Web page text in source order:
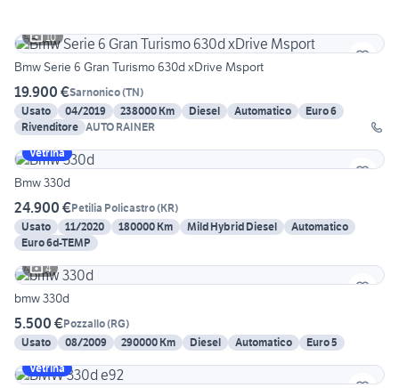
10
Bmw Serie 6 Gran Turismo 630d xDrive Msport
19.900 €Sarnonico(TN)
Usato
04/2019 238000 Km Diesel Automatico
Euro 6
Rivenditore AUTO RAINER
Vetrina
Bmw 330d
24.900 €Petilia Policastro(KR)
Usato
11/2020 180000 Km Mild Hybrid Diesel
Automatico
Euro 6d-TEMP
4
bmw 330d
5.500 €Pozzallo(RG)
Usato
08/2009 290000 Km Diesel Automatico
Euro 5
Vetrina